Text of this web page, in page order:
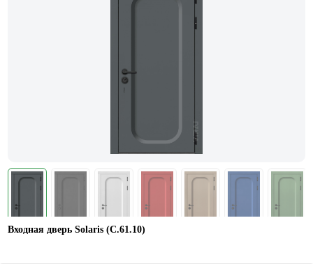
Входная дверь Solaris (C.61.10)